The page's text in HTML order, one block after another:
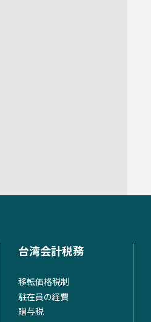
台湾会計税務
移転価格税制
駐在員の経費
贈与税